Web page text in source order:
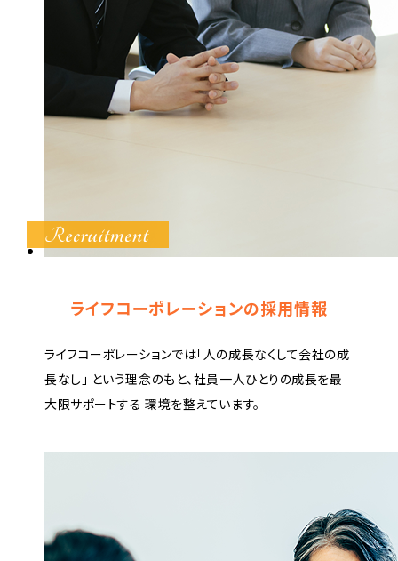
ライフコーポレーションの採用情報
ライフコーポレーションでは「人の成長なくして会社の成
長なし」 という理念のもと、社員一人ひとりの成長を最
大限サポートする 環境を整えています。